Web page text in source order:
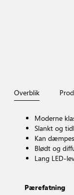
Red Dot Design
Overblik
Moderne
Slankt og
Kan dæmpes
Blødt og
Lang LED-
Pærefatning